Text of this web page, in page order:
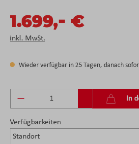
1.699,- €
inkl. MwSt.
Wieder verfügbar in 25 Tagen, danach
Produkt Anzahl: Gib den In
Verfügbarkeiten
Standort